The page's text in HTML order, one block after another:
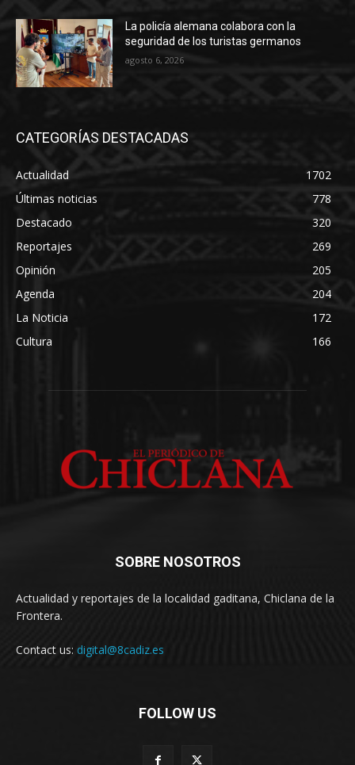
La policía alemana colabora con la
seguridad de los turistas germanos
agosto 6, 2026
CATEGORÍAS DESTACADAS
Actualidad
1702
Últimas noticias
778
Destacado
320
Reportajes
269
Opinión
205
Agenda
204
La Noticia
172
Cultura
166
SOBRE NOSOTROS
Actualidad y reportajes de la localidad gaditana, Chiclana de la
Frontera.
Contact us: digital@8cadiz.es
FOLLOW US